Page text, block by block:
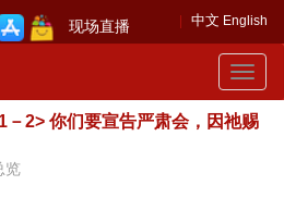
中文 English
现场直播
Toggle
－2> 你们要宣告严肃会，因祂赐
览